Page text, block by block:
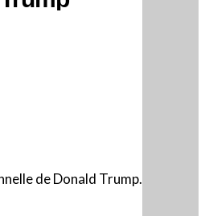
de Donald Trump.